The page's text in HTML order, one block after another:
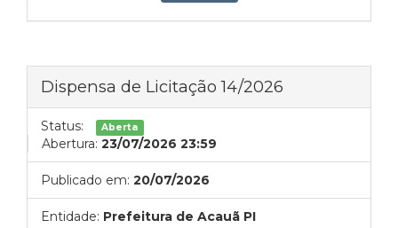
Dispensa de Licitação 14/2026
Status: Aberta
Abertura: 23/07/2026 23:59
Publicado em: 20/07/2026
Entidade: Prefeitura de Acauã PI